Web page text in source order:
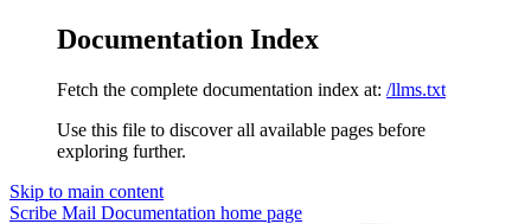
Documentation Index
Fetch the complete documentation index at: /llms.txt
Use this file to discover all available pages before
exploring further.
Skip to main content
Scribe Mail Documentation home page